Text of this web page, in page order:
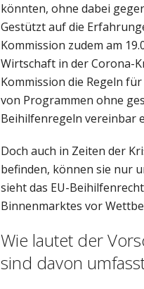
könnten, ohne dabei
Gestützt auf die
Kommission zudem am
Wirtschaft in der Corona-
Kommission die Regeln
von Programmen ohne
Beihilfenregeln vereinbar
Doch auch in Zeiten der
befinden, können sie nur
sieht das EU-
Binnenmarktes vor
Wie lautet der
sind davon